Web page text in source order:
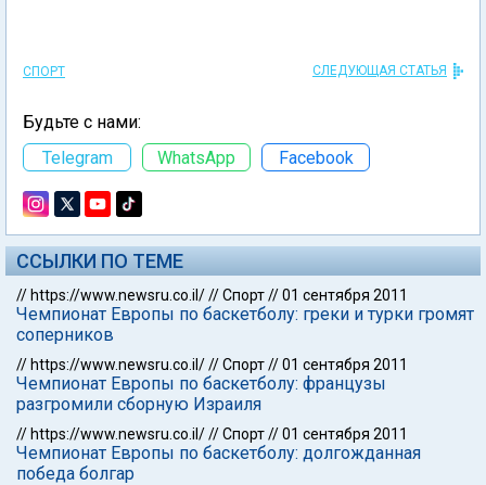
СПОРТ СЛЕДУЮЩАЯ СТАТЬЯ
Будьте с нами:
Telegram
WhatsApp Facebook
ССЫЛКИ ПО ТЕМЕ
// https://www.newsru.co.il///Спорт//01 сентября 2011
Чемпионат Европы по баскетболу: греки и турки громят
соперников
// https://www.newsru.co.il///Спорт//01 сентября 2011
Чемпионат Европы по баскетболу: французы
разгромили сборную Израиля
// https://www.newsru.co.il///Спорт//01 сентября 2011
Чемпионат Европы по баскетболу: долгожданная
победа болгар